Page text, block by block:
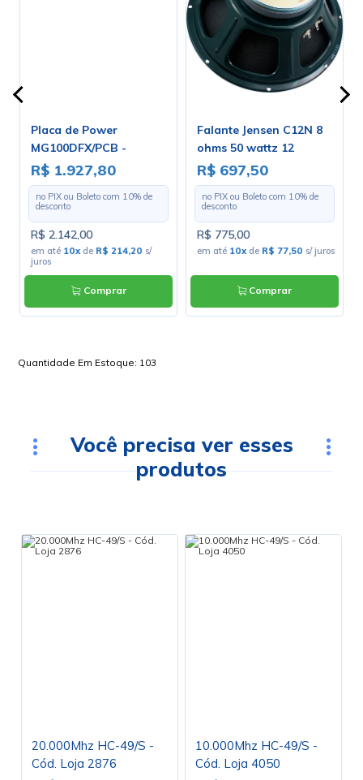
Placa de Power
MG100DFX/PCB -
Marshall
R$ 1.927,80
no PIX ou Boleto com 10% de
desconto
R$ 2.142,00
em até 10xde R$ 214,20 s/
juros
Comprar
Falante Jensen C12N 8
ohms 50 wattz 12
polegadas - ZJ06141
R$ 697,50
no PIX ou Boleto com 10% de
desconto
R$ 775,00
em até 10xde R$ 77,50 s/ juros
Comprar
Quantidade Em Estoque: 103
Você precisa ver esses
produtos
20.000Mhz HC-49/S -
Cód. Loja 2876
10.000Mhz HC-49/S -
Cód. Loja 4050